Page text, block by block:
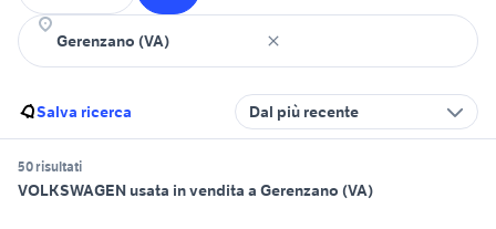
Salva ricerca Dal più recente
50 risultati
VOLKSWAGEN usata in vendita a Gerenzano (VA)